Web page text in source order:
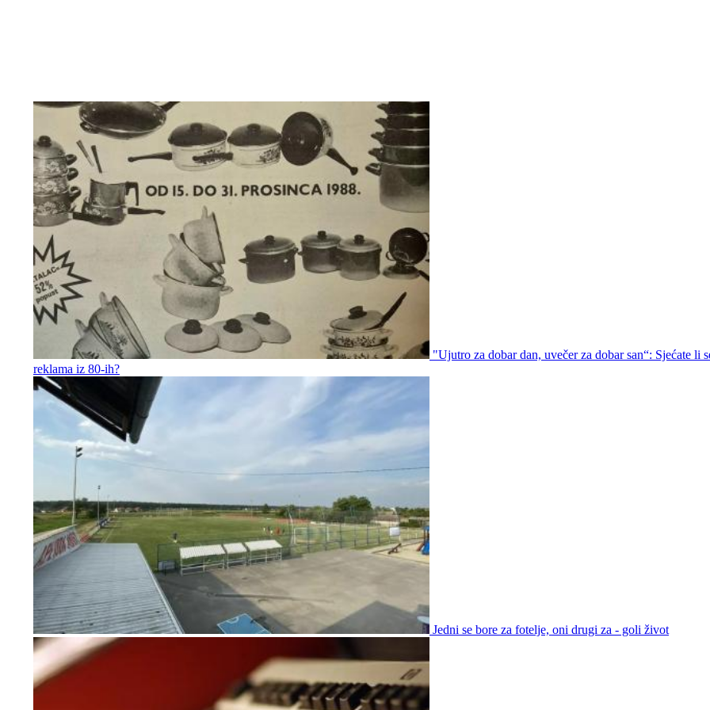
"Ujutro za dobar dan, uvečer za dobar san“: Sjećate li
reklama iz 80-ih?
Jedni se bore za fotelje, oni drugi za - goli život